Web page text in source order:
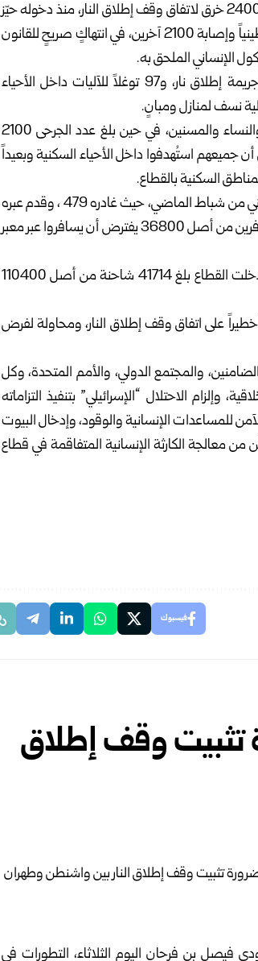
كشف المكتب الإعلامي الحكومي في غزة أن الاحتلال الإسرائيلي ارتكب 2400 خرق لاتفاق وقف إطلاق النار، منذ دخوله حيّز
التنفيذ في الـ 10 من تشرين الأول 2025، ما أسفر عن مقتل 754 فلسطينياً وإصابة 2100 آخرين، في انتهاكٍ صريحٍ للقانون
الإنساني الملحق به.
وأوضح المكتب في بيان اليوم أن هذه الخروقات توزعت بين 921 جريمة إطلاق نار، و97 توغلاً للآليات داخل الأحياء
وبيّن أن الخسائر البشرية شملت 754 قتيلاً، بينهم 312 من الأطفال والنساء والمسنين، في حين بلغ عدد الجرحى 2100
إلى أن جميعهم استُهدفوا داخل الأحياء السكنية وبعيداً
وأشار المكتب إلى تدني حركة السفر عبر معبر رفح منذ بدء تشغيله في الثاني من شباط الماضي، حيث غادره 479 ، وقدم عبره
1224 فلسطينياً، مبيّناً أن إجمالي عدد المسافرين وصل إلى 2703 مسافرين من أصل 36800 يفترض أن يسافروا عبر معبر
وبيّن أن عدد شاحنات المساعدات والوقود والشاحنات التجارية التي دخلت القطاع بلغ 41714 شاحنة من أصل 110400
على اتفاق وقف إطلاق النار، ومحاولة لفرض
والمجتمع الدولي، والأمم المتحدة، وكل
وإلزام الاحتلال “الإسرائيلي” بتنفيذ التزاماته
للمساعدات الإنسانية والوقود، وإدخال البيوت
من معالجة الكارثة الإنسانية المتفاقمة في قطاع
فيسبوك
تثبيت وقف إطلاق
فيصل بن فرحان اليوم الثلاثاء، التطورات في